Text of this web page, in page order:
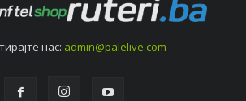
нас: admin@palelive.com